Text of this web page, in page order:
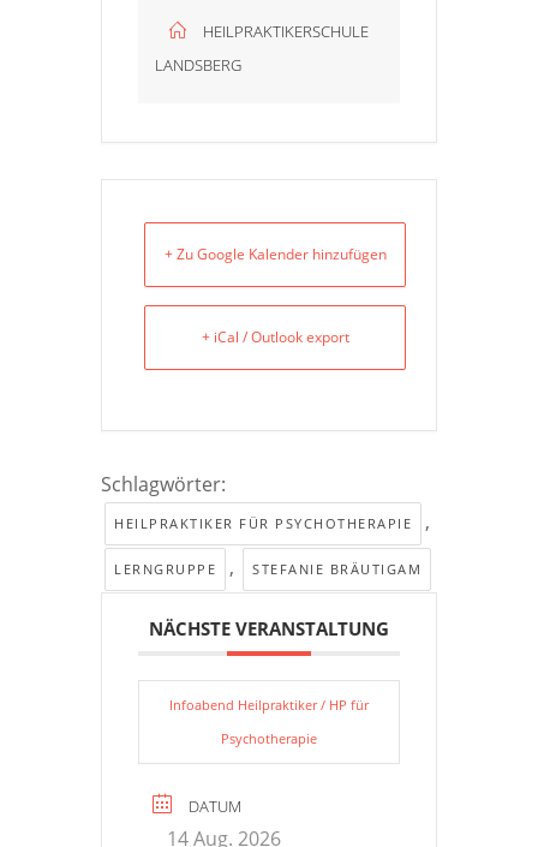
HEILPRAKTIKERSCHULE
LANDSBERG
+ Zu Google Kalender hinzufügen
+ iCal / Outlook export
Schlagwörter:
HEILPRAKTIKER FÜR PSYCHOTHERAPIE ,
LERNGRUPPE , STEFANIE BRÄUTIGAM
NÄCHSTE VERANSTALTUNG
Infoabend Heilpraktiker / HP für
Psychotherapie
DATUM
14 Aug. 2026